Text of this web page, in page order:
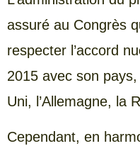
assuré au Congrès
respecter l’accord
2015 avec son
Uni, l’Allemagne, la
Cependant, en